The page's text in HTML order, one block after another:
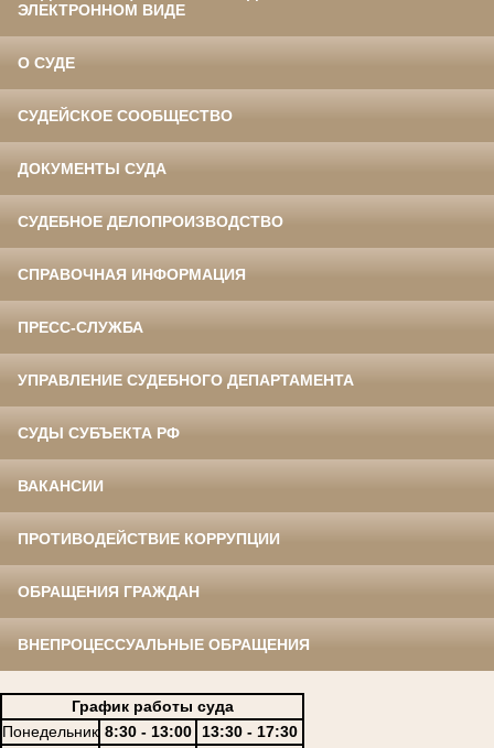
ЭЛЕКТРОННОМ ВИДЕ
О СУДЕ
СУДЕЙСКОЕ СООБЩЕСТВО
ДОКУМЕНТЫ СУДА
СУДЕБНОЕ ДЕЛОПРОИЗВОДСТВО
СПРАВОЧНАЯ ИНФОРМАЦИЯ
ПРЕСС-СЛУЖБА
УПРАВЛЕНИЕ СУДЕБНОГО ДЕПАРТАМЕНТА
СУДЫ СУБЪЕКТА РФ
ВАКАНСИИ
ПРОТИВОДЕЙСТВИЕ КОРРУПЦИИ
ОБРАЩЕНИЯ ГРАЖДАН
ВНЕПРОЦЕССУАЛЬНЫЕ ОБРАЩЕНИЯ
График работы суда
Понедельник 8:30 - 13:00
13:30 - 17:30